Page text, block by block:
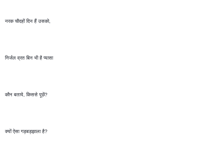
नरक चौदहों दिन हैं उसको,
निर्जल व्रत बिन भी है प्यासा
कौन बताये, किससे पूछें?
क्यों ऐसा गड़बड़झाला है?